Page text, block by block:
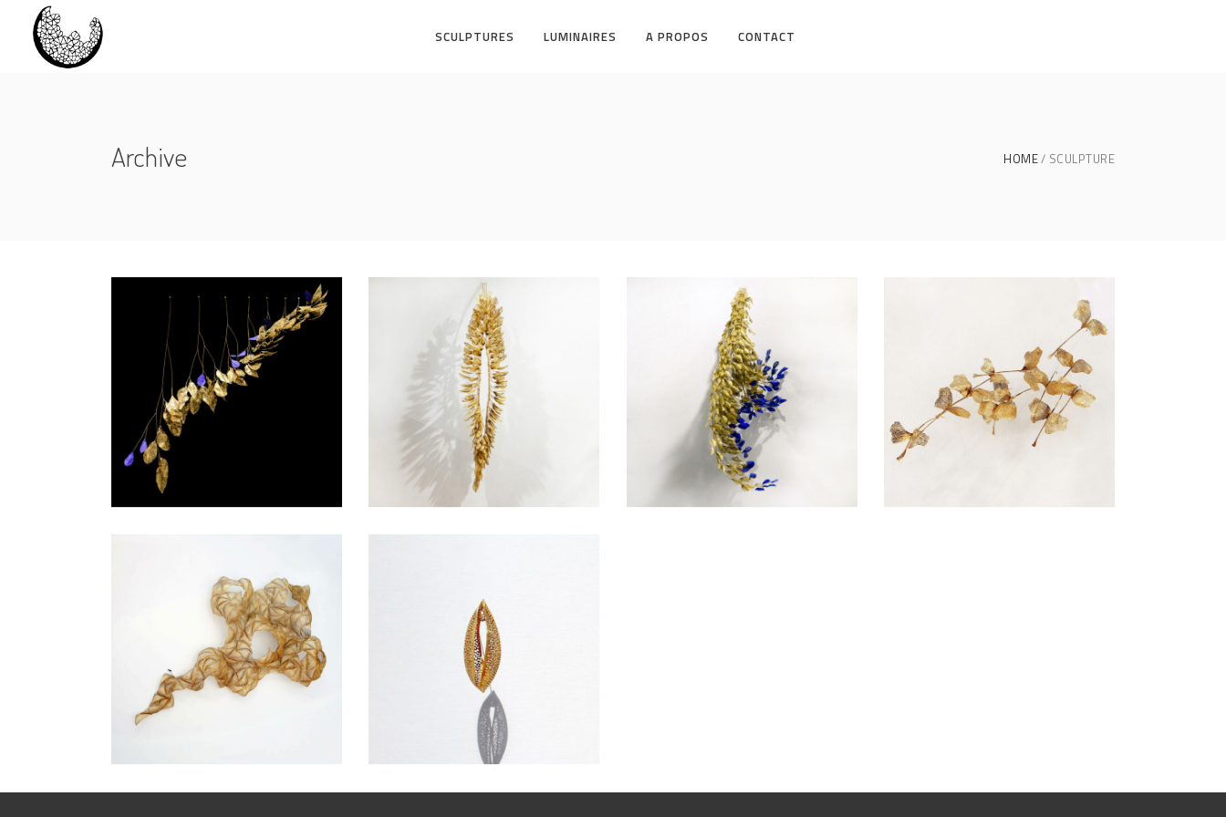
SCULPTURES LUMINAIRES A PROPOS CONTACT
Archive HOME SCULPTURE
LE VENT SE LÈVE
SCULPTURE MURALE
TOTÉMIQUE
SCULPTURE MURALE
LES ENROULÉES
SCULPTURE MURALE
LES COLIBRIS
SCULPTURE MURALE
VOLUTE PART EN FUMÉE
SCULPTURE MURALE SCULPTURE MURALE